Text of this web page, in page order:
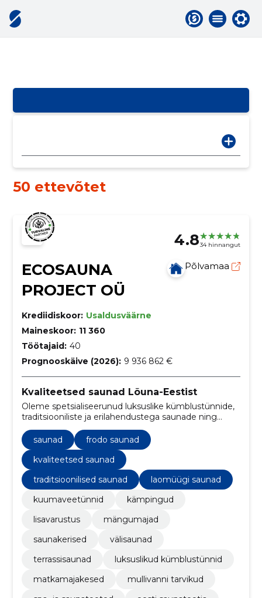
50 ettevõtet
4.834 hinnangut
ECOSAUNA
PROJECT OÜ
Põlvamaa
Krediidiskoor: Usaldusväärne
Maineskoor: 11 360
Töötajaid: 40
Prognooskäive (2026): 9 936 862 €
Kvaliteetsed saunad Lõuna-Eestist
Oleme spetsialiseerunud luksuslike kümblustünnide,
traditsiooniliste ja erilahendustega saunade ning
kämpingmajade kvaliteetseks tootmiseks.
saunad
frodo saunad
kvaliteetsed saunad
traditsioonilised saunad
laomüügi saunad
kuumaveetünnid
kämpingud
lisavarustus
mängumajad
saunakerised
välisaunad
terrassisaunad
luksuslikud kümblustünnid
matkamajakesed
mullivanni tarvikud